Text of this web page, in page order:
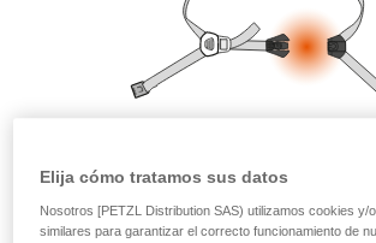
autónoma.
Damos ejemplos de técnicas
su actividad. Pueden existir otras
describimos aquí.
Elija cómo tratamos sus datos
Nosotros [PETZL Distribution SAS) utilizamos cookies y/
similares para garantizar el correcto funcionamiento de